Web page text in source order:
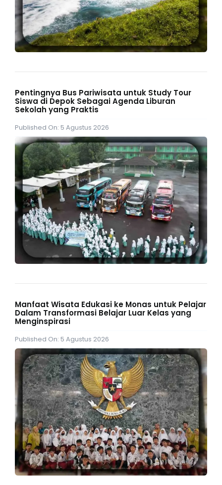
Pentingnya Bus Pariwisata untuk Study Tour
Siswa di Depok Sebagai Agenda Liburan
Sekolah yang Praktis
Published On: 5 Agustus 2026
Manfaat Wisata Edukasi ke Monas untuk Pelajar
Dalam Transformasi Belajar Luar Kelas yang
Menginspirasi
Published On: 5 Agustus 2026